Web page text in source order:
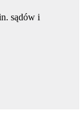
sądów i